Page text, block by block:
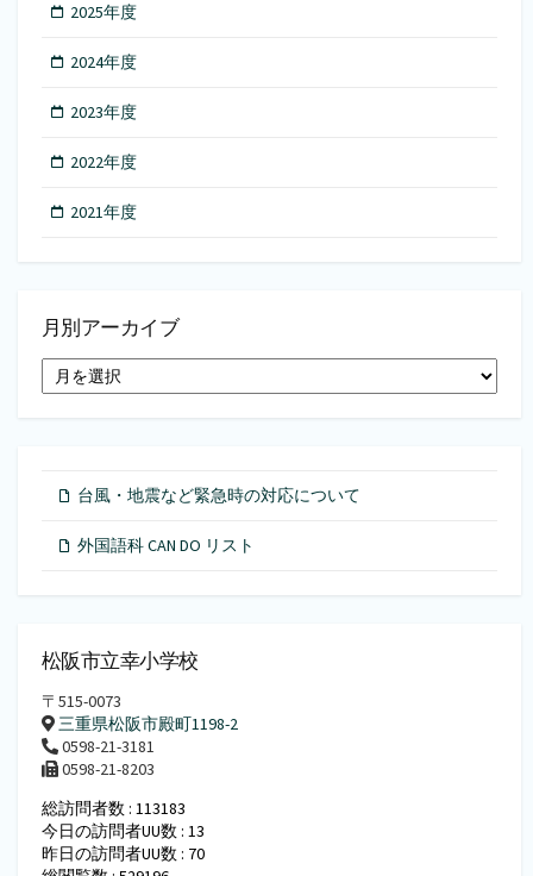
2025年度
2024年度
2023年度
2022年度
2021年度
月別アーカイブ
別
台風・地震など緊急時の対応について
外国語科 CAN DO リスト
松阪市立幸小学校
〒515-0073
三重県松阪市殿町1198-2
0598-21-3181
0598-21-8203
総訪問者数 : 113183
今日の訪問者UU数 : 13
昨日の訪問者UU数 : 70